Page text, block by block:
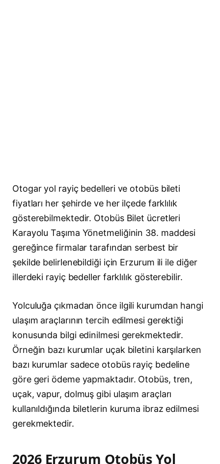
Otogar yol rayiç bedelleri ve otobüs bileti
fiyatları her şehirde ve her ilçede farklılık
gösterebilmektedir. Otobüs Bilet ücretleri
Karayolu Taşıma Yönetmeliğinin 38. maddesi
gereğince firmalar tarafından serbest bir
şekilde belirlenebildiği için Erzurum ili ile diğer
illerdeki rayiç bedeller farklılık gösterebilir.
Yolculuğa çıkmadan önce ilgili kurumdan hangi
ulaşım araçlarının tercih edilmesi gerektiği
konusunda bilgi edinilmesi gerekmektedir.
Örneğin bazı kurumlar uçak biletini karşılarken
bazı kurumlar sadece otobüs rayiç bedeline
göre geri ödeme yapmaktadır. Otobüs, tren,
uçak, vapur, dolmuş gibi ulaşım araçları
kullanıldığında biletlerin kuruma ibraz edilmesi
gerekmektedir.
2026 Erzurum Otobüs Yol